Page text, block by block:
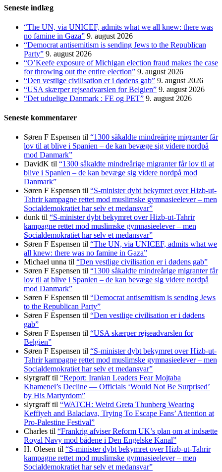
Seneste indlæg
“The UN, via UNICEF, admits what we all knew: there was
no famine in Gaza” 9. august 2026
“Democrat antisemitism is sending Jews to the Republican
Party” 9. august 2026
“O’Keefe exposure of Michigan election fraud makes the case
for throwing out the entire election” 9. august 2026
“Den vestlige civilisation er i dødens gab” 9. august 2026
“USA skærper rejseadvarslen for Belgien” 9. august 2026
“Det uduelige Danmark : FE og PET” 9. august 2026
Seneste kommentarer
Søren F Espensen til “1300 såkaldte mindreårige migranter får
lov til at blive i Spanien – de kan bevæge sig videre nordpå
mod Danmark”
DavidK til “1300 såkaldte mindreårige migranter får lov til at
blive i Spanien – de kan bevæge sig videre nordpå mod
Danmark”
Søren F Espensen til “S-minister dybt bekymret over Hizb-ut-
Tahrir kampagne rettet mod muslimske gymnasieelever – men
Socialdemokratiet har selv et medansvar”
dunk til “S-minister dybt bekymret over Hizb-ut-Tahrir
kampagne rettet mod muslimske gymnasieelever – men
Socialdemokratiet har selv et medansvar”
Søren F Espensen til “The UN, via UNICEF, admits what we
all knew: there was no famine in Gaza”
Michael unna til “Den vestlige civilisation er i dødens gab”
Søren F Espensen til “1300 såkaldte mindreårige migranter får
lov til at blive i Spanien – de kan bevæge sig videre nordpå
mod Danmark”
Søren F Espensen til “Democrat antisemitism is sending Jews
to the Republican Party”
Søren F Espensen til “Den vestlige civilisation er i dødens
gab”
Søren F Espensen til “USA skærper rejseadvarslen for
Belgien”
Søren F Espensen til “S-minister dybt bekymret over Hizb-ut-
Tahrir kampagne rettet mod muslimske gymnasieelever – men
Socialdemokratiet har selv et medansvar”
slyrgrafftil “Report: Iranian Leaders Fear Mojtaba
Khamenei’s Decline — Officials ‘Would Not Be Surprised’
by His Martyrdom”
slyrgrafftil “WATCH: Weird Greta Thunberg Wearing
Keffiyeh and Balaclava, Trying To Escape Fans’ Attention at
Pro-Palestine Festival”
Charles til “Frankrig afviser Reform UK’s plan om at indsætte
Royal Navy mod bådene i Den Engelske Kanal”
H. Olesen til “S-minister dybt bekymret over Hizb-ut-Tahrir
kampagne rettet mod muslimske gymnasieelever – men
Socialdemokratiet har selv et medansvar”